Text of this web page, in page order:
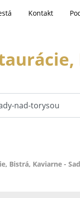
Kontakt
Bistrá, Kaviarne -